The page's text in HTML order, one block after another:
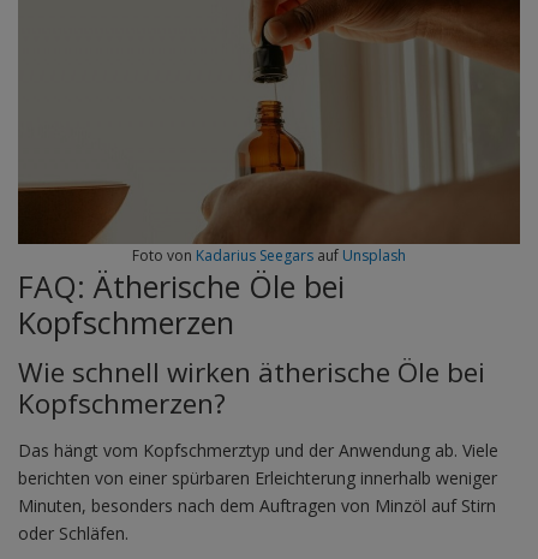
Foto von Kadarius Seegars auf Unsplash
FAQ: Ätherische Öle bei
Kopfschmerzen
Wie schnell wirken ätherische Öle bei
Kopfschmerzen?
Das hängt vom Kopfschmerztyp und der Anwendung ab. Viele
berichten von einer spürbaren Erleichterung innerhalb weniger
Minuten, besonders nach dem Auftragen von Minzöl auf Stirn
oder Schläfen.